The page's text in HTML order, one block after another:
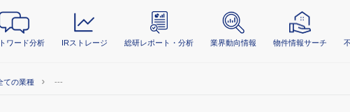
ワード分析 IRストレージ 総研レポート・分析 業界動向情報 物件情報サーチ
ての業種 ---